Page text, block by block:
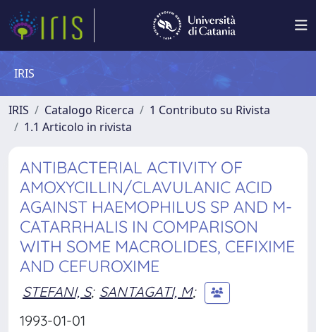
IRIS
IRIS Catalogo Ricerca
1 Contributo su Rivista
1.1 Articolo in rivista
ANTIBACTERIAL ACTIVITY OF
AMOXYCILLIN/CLAVULANIC ACID
AGAINST HAEMOPHILUS SP AND M-
CATARRHALIS IN COMPARISON
WITH SOME MACROLIDES, CEFIXIME
AND CEFUROXIME
STEFANI, S; SANTAGATI, M;
1993-01-01